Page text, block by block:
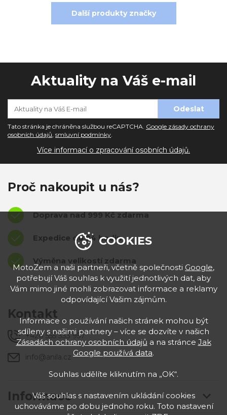
Další produkty značky
Aktuality na Váš e-mail
Tato stránka je chráněna službou reCAPTCHA. Google zásady ochrany
osobních údajů, smluvní podmínky.
Více informací o zpracování osobních údajů.
Proč nakoupit u nás?
Doprava nad 999 Kč zdarma
Expedice do 24 hodin
Výměna velikostí zdarma
Informace
Kontakt
+420 555 333 957
info@anila.cz
COOKIES
MotoZem a naši partneři, včetně společnosti Google,
potřebují Váš souhlas k využití jednotlivých dat, aby
Vám mimo jiné mohli zobrazovat informace a reklamy
odpovídající Vašim zájmům.
Informace o používání našich stránek mohou být
sdíleny s našimi partnery – více se dozvíte v našich
Zásadách ochrany osobních údajů a na stránce Jak
Google používá data.
Souhlas udělíte kliknutím na „OK“.
Váš souhlas s nastavením ukládání cookies
uchováváme po dobu jednoho roku. Toto nastavení